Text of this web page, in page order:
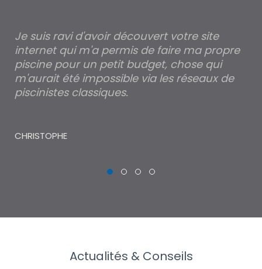
Je suis ravi d'avoir découvert votre site
internet qui m'a permis de faire ma propre
piscine pour un petit budget, chose qui
m'aurait été impossible via les réseaux de
piscinistes classiques.
CHRISTOPHE
Actualités & Conseils